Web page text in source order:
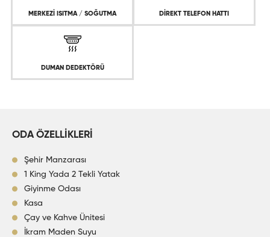
MERKEZİ ISITMA / SOĞUTMA DİREKT TELEFON HATTI
DUMAN DEDEKTÖRÜ
ODA ÖZELLİKLERİ
Şehir Manzarası
1 King Yada 2 Tekli Yatak
Giyinme Odası
Kasa
Çay ve Kahve Ünitesi
İkram Maden Suyu